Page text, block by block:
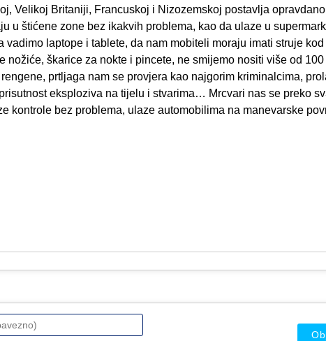
Velikoj Britaniji, Francuskoj i Nizozemskoj postavlja
u štićene zone bez ikakvih problema, kao da ulaze u
vadimo laptope i tablete, da nam mobiteli moraju imati struje
nožiće, škarice za nokte i pincete, ne smijemo nositi više od
prtljaga nam se provjera kao najgorim kriminalcima,
eksploziva na tijelu i stvarima… Mrcvari nas se preko
kontrole bez problema, ulaze automobilima na manevarske
Ime
ili